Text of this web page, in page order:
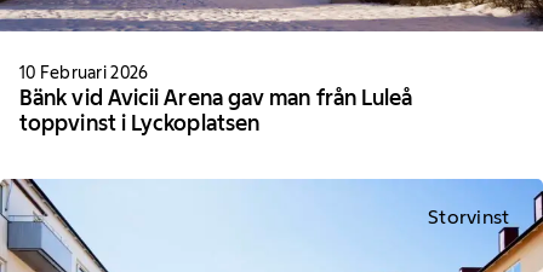
10 Februari 2026
Bänk vid Avicii Arena gav man från Luleå
toppvinst i Lyckoplatsen
Storvinst